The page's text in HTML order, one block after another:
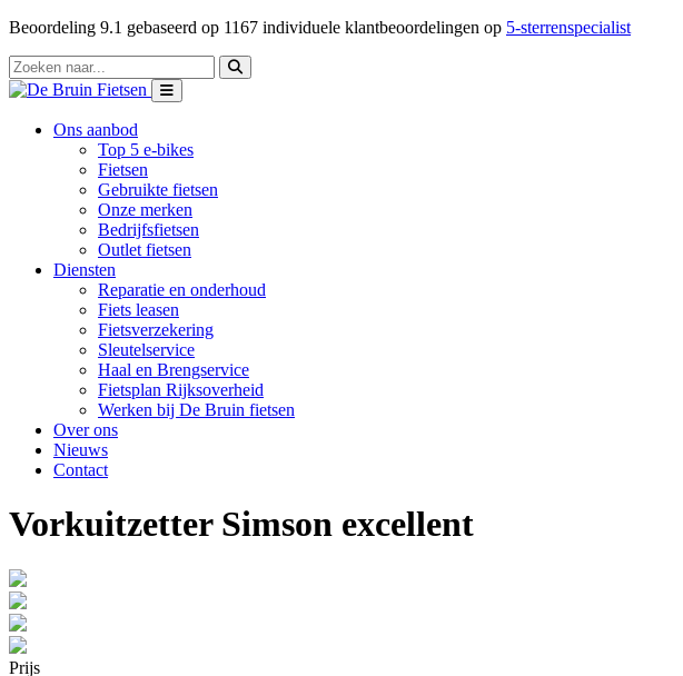
Beoordeling 9.1 gebaseerd op 1167 individuele klantbeoordelingen op 5-sterrenspecialist
Ons aanbod
Top 5 e-bikes
Fietsen
Gebruikte fietsen
Onze merken
Bedrijfsfietsen
Outlet fietsen
Diensten
Reparatie en onderhoud
Fiets leasen
Fietsverzekering
Sleutelservice
Haal en Brengservice
Fietsplan Rijksoverheid
Werken bij De Bruin fietsen
Over ons
Nieuws
Contact
Vorkuitzetter Simson excellent
Prijs